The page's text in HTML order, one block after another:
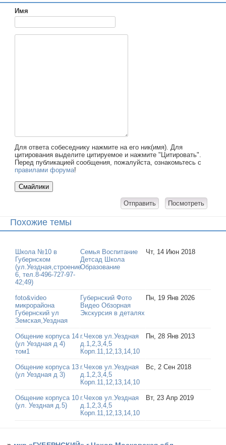
Имя
Для ответа собеседнику нажмите на его ник(имя). Для
цитирования выделите цитируемое и нажмите "Цитировать".
Перед публикацией сообщения, пожалуйста, ознакомьтесь с
правилами форума!
Похожие темы
Школа №10 в
Губернском
(ул.Уездная,строение
6, тел.8-496-727-97-
42;49)
Семья Воспитание
Детсад Школа
Образование
Чт, 14 Июн 2018
foto&video
микрорайона
Губернский ул
Земская,Уездная
Губернский Фото
Видео Обзорная
Экскурсия в деталях
Пн, 19 Янв 2026
Общение корпуса 14
(ул Уездная д 4)
том1
г.Чехов ул.Уездная
д.1,2,3,4,5
Корп.11,12,13,14,10
Пн, 28 Янв 2013
Общение корпуса 13
(ул Уездная д 3)
г.Чехов ул.Уездная
д.1,2,3,4,5
Корп.11,12,13,14,10
Вс, 2 Сен 2018
Общение корпуса 10
(ул. Уездная д.5)
г.Чехов ул.Уездная
д.1,2,3,4,5
Корп.11,12,13,14,10
Вт, 23 Апр 2019